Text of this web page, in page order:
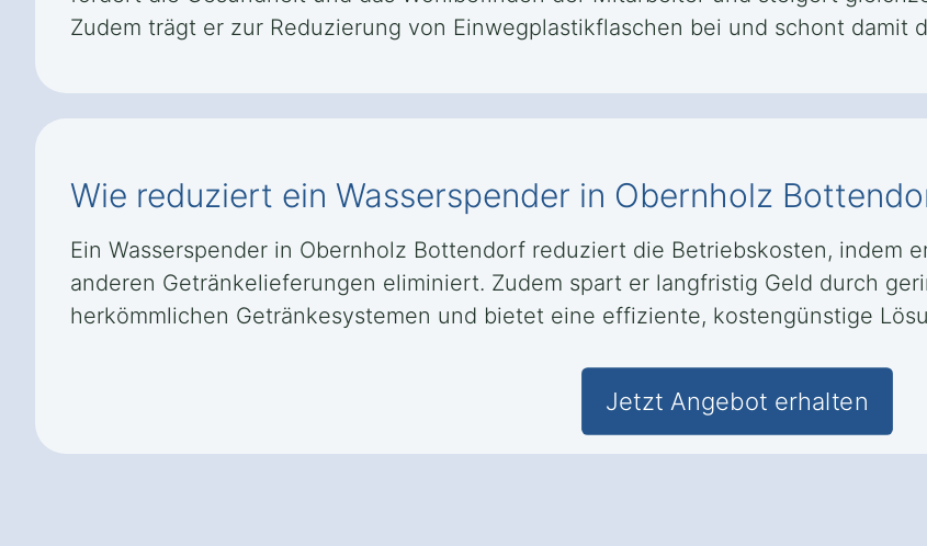
Zudem trägt er zur Reduzierung von Einwegplastikflaschen bei und schont damit
Wie reduziert ein Wasserspender in Obernholz
Ein Wasserspender in Obernholz Bottendorf reduziert die Betriebskosten, indem
anderen Getränkelieferungen eliminiert. Zudem spart er langfristig Geld durch
herkömmlichen Getränkesystemen und bietet eine effiziente, kostengünstige
Jetzt Angebot erhalten